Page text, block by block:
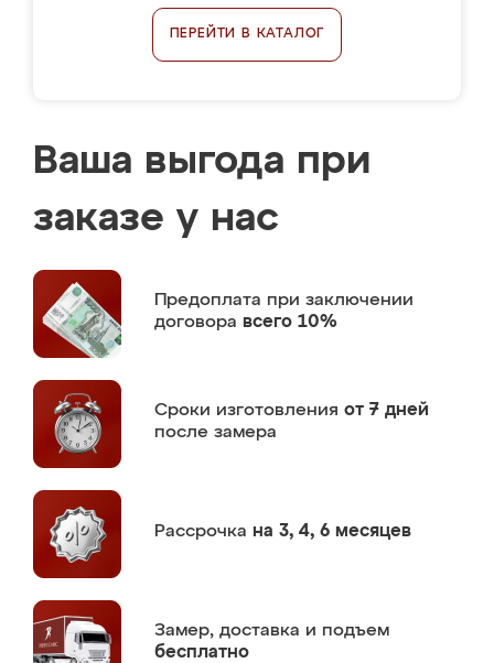
ПЕРЕЙТИ В КАТАЛОГ
Ваша выгода при
заказе у нас
Предоплата при заключении
договора всего 10%
Сроки изготовления от 7 дней
после замера
Рассрочка на 3, 4, 6 месяцев
Замер, доставка и подъем
бесплатно